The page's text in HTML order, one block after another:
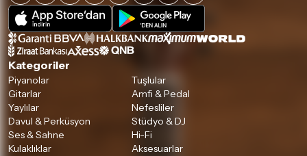
Kategoriler
Piyanolar
Tuşlular
Gitarlar
Amfi & Pedal
Yaylılar
Nefesliler
Davul & Perküsyon
Stüdyo & DJ
Ses & Sahne
Hi-Fi
Kulaklıklar
Aksesuarlar